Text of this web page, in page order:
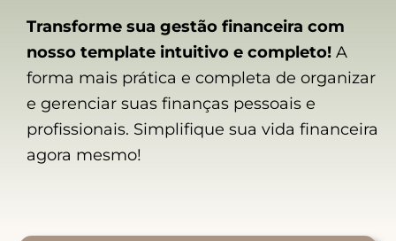
Transforme sua gestão financeira com
nosso template intuitivo e completo! A
forma mais prática e completa de organizar
e gerenciar suas finanças pessoais e
profissionais. Simplifique sua vida financeira
agora mesmo!